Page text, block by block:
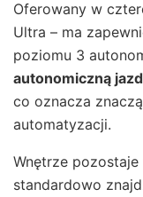
Oferowany w
Ultra – ma
poziomu 3
autonomiczną
co oznacza
automatyzacji.
Wnętrze
standardowo